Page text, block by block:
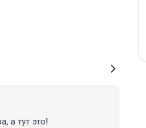
а тут это!